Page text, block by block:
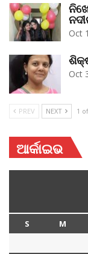
Oct
Oct
PREV NEXT 1
ଆର୍କାଇଭ
S M